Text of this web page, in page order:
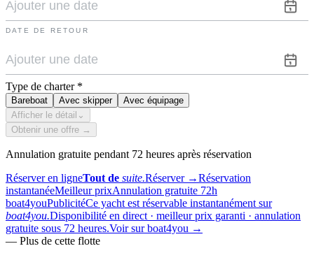
DATE DE RETOUR
Type de charter *
Bareboat Avec skipper
Avec équipage
Afficher le détail ⌄
Obtenir une offre →
Annulation gratuite pendant 72 heures après réservation
Réserver en ligneTout de suite.Réserver →Réservation
instantanéeMeilleur prixAnnulation gratuite 72h
boat4youPublicitéCe yacht est réservable instantanément sur
boat4you.Disponibilité en direct · meilleur prix garanti · annulation
gratuite sous 72 heures.Voir sur boat4you →
— Plus de cette flotte